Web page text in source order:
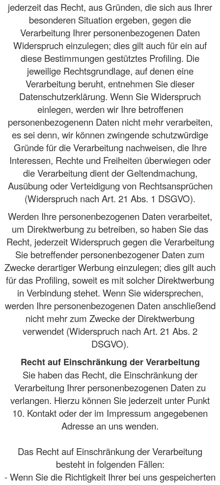
jederzeit das Recht, aus Gründen, die sich aus Ihrer
besonderen Situation ergeben, gegen die
Verarbeitung Ihrer personenbezogenen Daten
Widerspruch einzulegen; dies gilt auch für ein auf
diese Bestimmungen gestütztes Profiling. Die
jeweilige Rechtsgrundlage, auf denen eine
Verarbeitung beruht, entnehmen Sie dieser
Datenschutzerklärung. Wenn Sie Widerspruch
einlegen, werden wir Ihre betroffenen
personenbezogenenn Daten nicht mehr verarbeiten,
es sei denn, wir können zwingende schutzwürdige
Gründe für die Verarbeitung nachweisen, die Ihre
Interessen, Rechte und Freiheiten überwiegen oder
die Verarbeitung dient der Geltendmachung,
Ausübung oder Verteidigung von Rechtsansprüchen
(Widerspruch nach Art. 21 Abs. 1 DSGVO).
Werden Ihre personenbezogenen Daten verarbeitet,
um Direktwerbung zu betreiben, so haben Sie das
Recht, jederzeit Widerspruch gegen die Verarbeitung
Sie betreffender personenbezogener Daten zum
Zwecke derartiger Werbung einzulegen; dies gilt auch
für das Profiling, soweit es mit solcher Direktwerbung
in Verbindung stehet. Wenn Sie widersprechen,
werden Ihre personenbezogenen Daten anschließend
nicht mehr zum Zwecke der Direktwerbung
verwendet (Widerspruch nach Art. 21 Abs. 2
DSGVO).
Recht auf Einschränkung der Verarbeitung
Sie haben das Recht, die Einschränkung der
Verarbeitung Ihrer personenbezogenen Daten zu
verlangen. Hierzu können Sie jederzeit unter Punkt
10. Kontakt oder der im Impressum angegebenen
Adresse an uns wenden.
Das Recht auf Einschränkung der Verarbeitung
besteht in folgenden Fällen:
- Wenn Sie die Richtigkeit Ihrer bei uns gespeicherten